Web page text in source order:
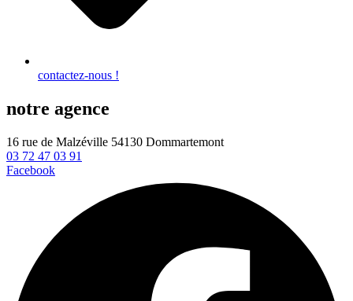
contactez-nous !
notre agence
16 rue de Malzéville 54130 Dommartemont
03 72 47 03 91
Facebook